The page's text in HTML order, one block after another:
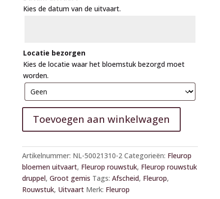
Kies de datum van de uitvaart.
Locatie bezorgen
Kies de locatie waar het bloemstuk bezorgd moet
worden.
Toevoegen aan winkelwagen
l
t
e
r
n
Artikelnummer: NL-50021310-2 Categorieën: Fleurop
bloemen uitvaart, Fleurop rouwstuk, Fleurop rouwstuk
druppel, Groot gemis Tags: Afscheid, Fleurop,
Rouwstuk, Uitvaart Merk: Fleurop